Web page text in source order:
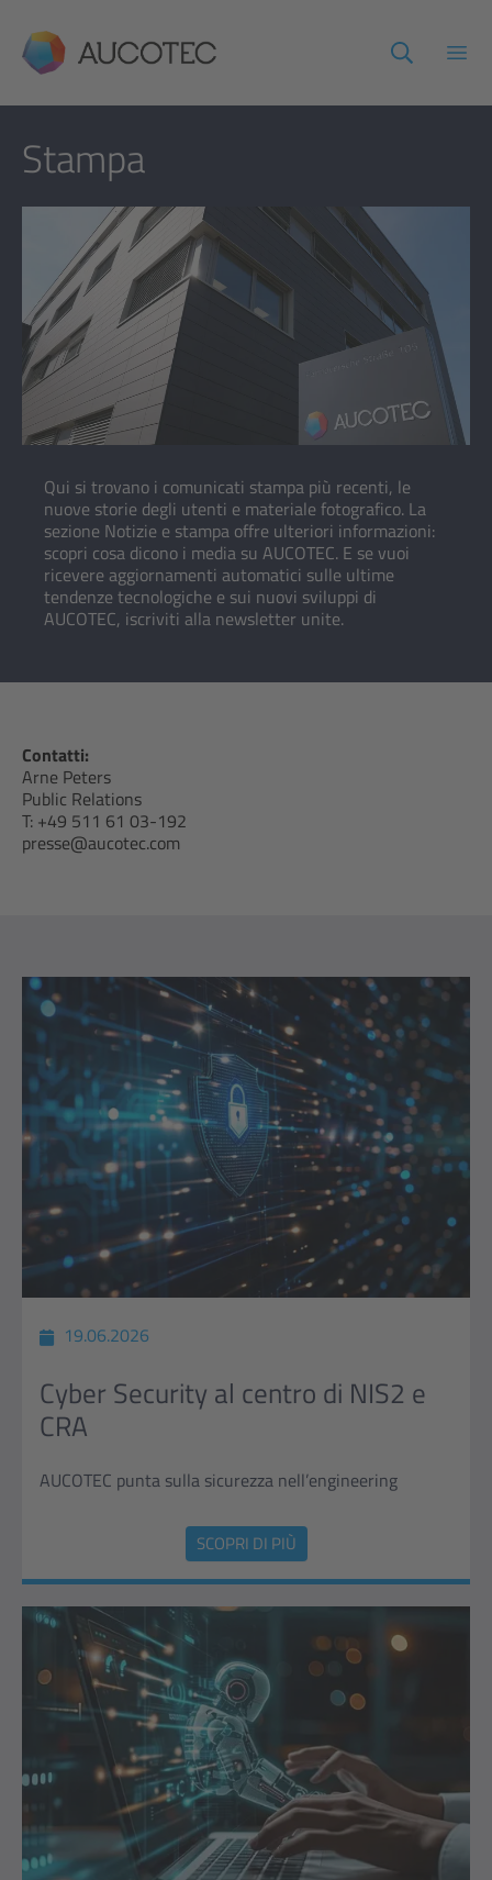
AUCOTEC
Apri
Stampa
Qui si trovano i comunicati stampa più recenti, le
nuove storie degli utenti e materiale fotografico. La
sezione Notizie e stampa offre ulteriori informazioni:
scopri cosa dicono i media su AUCOTEC. E se vuoi
ricevere aggiornamenti automatici sulle ultime
tendenze tecnologiche e sui nuovi sviluppi di
AUCOTEC, iscriviti alla newsletter unite.
Contatti:
Arne Peters
Public Relations
T: +49 511 61 03-192
presse@aucotec.com
19.06.2026
Cyber Security al centro di NIS2 e
CRA
AUCOTEC punta sulla sicurezza nell’engineering
SCOPRI DI PIÙ